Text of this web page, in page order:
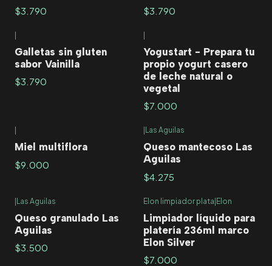
$3.790 $3.790
Galletas sin gluten
sabor Vainilla
$3.790
Yogustart - Prepara tu
propio yogurt casero
de leche natural o
vegetal
$7.000
Miel multiflora
$9.000
Las Aguilas
Queso mantecoso Las
Aguilas
$4.275
|Las Aguilas
Queso granulado Las
Aguilas
$3.500
Elon limpiador plata|Elon
Limpiador líquido para
platería 236ml marco
Elon Silver
$7.000